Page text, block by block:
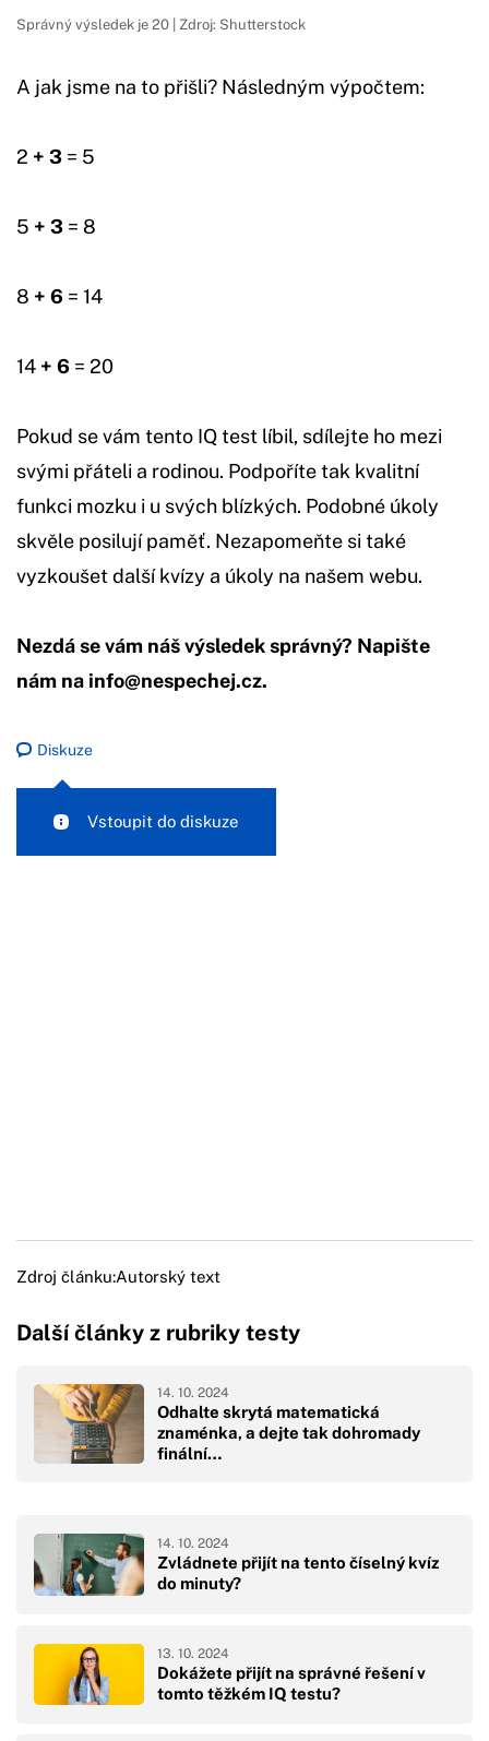
Správný výsledek je 20 | Zdroj: Shutterstock
A jak jsme na to přišli? Následným výpočtem:
2 + 3 = 5
5 + 3 = 8
8 + 6 = 14
14 + 6 = 20
Pokud se vám tento IQ test líbil, sdílejte ho mezi
svými přáteli a rodinou. Podpoříte tak kvalitní
funkci mozku i u svých blízkých. Podobné úkoly
skvěle posilují paměť. Nezapomeňte si také
vyzkoušet další kvízy a úkoly na našem webu.
Nezdá se vám náš výsledek správný? Napište
nám na info@nespechej.cz.
Diskuze
Vstoupit do diskuze
Zdroj článku:Autorský text
Další články z rubriky testy
Odhalte skrytá matematická
znaménka, a dejte tak dohromady
finální…
14. 10. 2024
Zvládnete přijít na tento číselný kvíz
do minuty?
14. 10. 2024
Dokážete přijít na správné řešení v
tomto těžkém IQ testu?
13. 10. 2024